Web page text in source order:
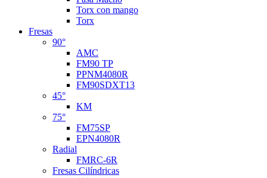
Torx con mango
Torx
Fresas
90°
AMC
FM90 TP
PPNM4080R
FM90SDXT13
45°
KM
75°
FM75SP
EPN4080R
Radial
FMRC-6R
Fresas Cilíndricas